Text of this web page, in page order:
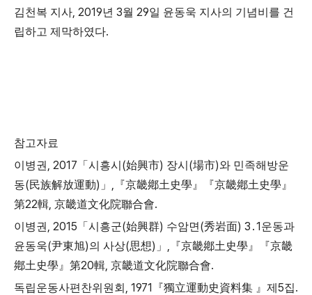
김천복 지사, 2019년 3월 29일 윤동욱 지사의 기념비를 건
립하고 제막하였다.
참고자료
이병권 , 2017 「 시흥시 (始興市) 장시 (場市)와 민족해방운
동(民族解放運動) 」 , 『京畿鄕土史學 』『京畿鄕土史學 』
第22輯, 京畿道文化院聯合會.
이병권 , 2015 「 시흥군(始興群) 수암면 (秀岩面) 3 ․1운동과
윤동욱(尹東旭)의 사상(思想) 」 , 『京畿鄕土史學 』『京畿
鄕土史學 』 第20輯, 京畿道文化院聯合會.
독립운동사편찬위원회 , 1971 『獨立運動史資料集 』 제 5집.